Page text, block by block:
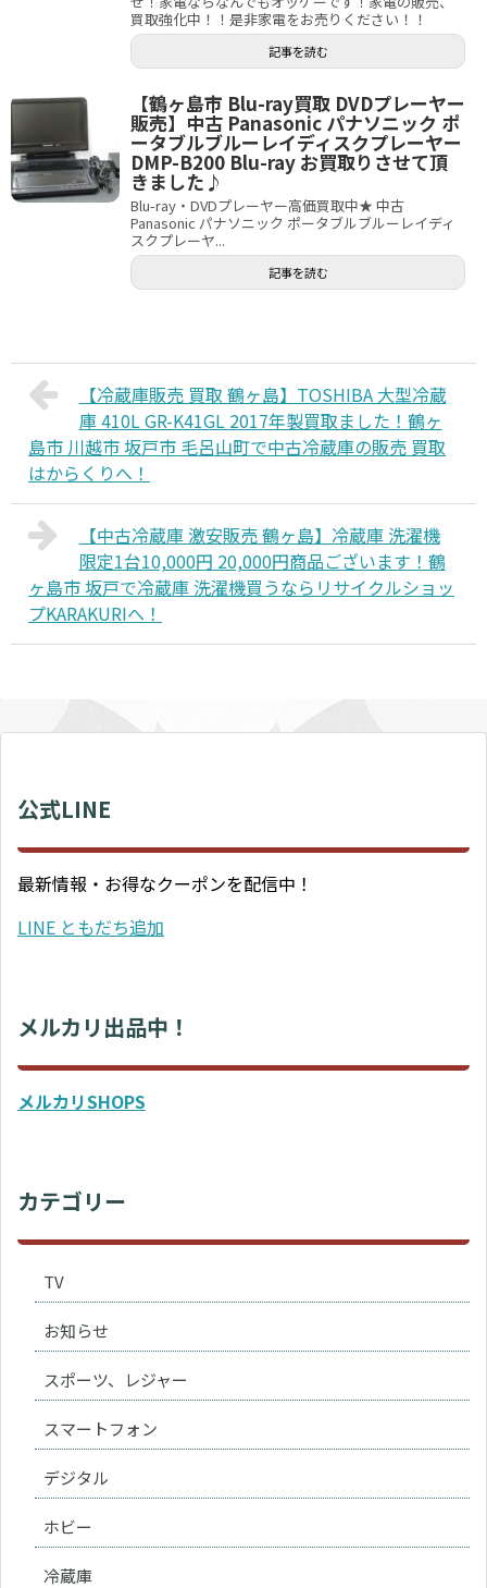
買取強化中！！是非家電をお売りください！！
記事を読む
【鶴ヶ島市 Blu-ray買取 DVDプレーヤー
販売】中古 Panasonic パナソニック ポ
ータブルブルーレイディスクプレーヤー
DMP-B200 Blu-ray お買取りさせて頂
きました♪
Blu-ray・DVDプレーヤー高価買取中★ 中古
Panasonic パナソニック ポータブルブルーレイディ
スクプレーヤ...
記事を読む
【冷蔵庫販売 買取 鶴ヶ島】TOSHIBA 大型冷蔵
庫 410L GR-K41GL 2017年製買取ました！鶴ヶ
島市 川越市 坂戸市 毛呂山町で中古冷蔵庫の販売 買取
はからくりへ！
【中古冷蔵庫 激安販売 鶴ヶ島】冷蔵庫 洗濯機
限定1台10,000円 20,000円商品ございます！鶴
ヶ島市 坂戸で冷蔵庫 洗濯機買うならリサイクルショッ
プKARAKURIへ！
公式LINE
最新情報・お得なクーポンを配信中！
LINE ともだち追加
メルカリ出品中！
メルカリSHOPS
カテゴリー
TV
お知らせ
スポーツ、レジャー
スマートフォン
デジタル
ホビー
冷蔵庫